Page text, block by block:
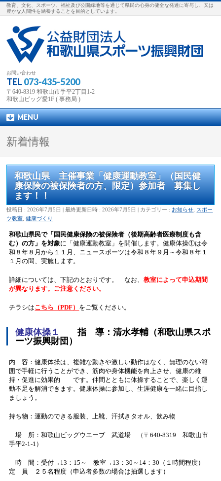
教育、文化、スポーツ、福祉及び公園緑地等を通じて県民の心身の健全な発達に寄与し、又は
豊かな人間性を涵養することを目的としています。
お問い合わせ
TEL 073-435-5200
〒640-8319 和歌山市手平2丁目1-2
和歌山ビッグ愛1F ( 事務局 )
MENU
新着情報
和歌山県 主催事業「健康運動教室」（国民健
康保険の被保険者の方、限定）参加者 募集し
ます！！
投稿日 : 2026年7月5日 最終更新日時 : 2026年7月5日 カテゴリー : お知らせ スポー
ツ教室 ,健康づくり
和歌山県民で「国民健康保険の被保険者（後期高齢者医療制度も含
む）の方」を対象に「健康運動教室」を開催します。健康体操①は令
和８年８月から１１月、ニュースポーツは令和８年９月～令和８年１
１月の間、実施します。
詳細については、下記のとおりです。 なお、教室によって申込期間
が異なります。ご注意ください。
チラシはこちら（PDF） をご覧ください。
健康体操１指 導：清水孝輔（和歌山県スポ
ーツ振興財団）
内 容：健康体操は、複雑な動きや激しい動作はなく、無理のない範
囲で手軽に行うことができ、筋肉や身体機能を向上させ、健康の維
持・促進に効果的 です。仲間とともに体操することで、楽しく運
動不足を解消できます。健康体操に参加し、生涯健康を一緒に目指し
ましょう。
持ち物：運動のできる服装、上靴、汗拭きタオル、飲み物
場 所：和歌山ビッグウエーブ 武道場 （〒640-8319 和歌山市
手平2-1-1）
時 間：受付→13：15～ 教室→13：30～14：30（１時間程度）
定 員 ２５名程度（申込者多数の場合は抽選します）